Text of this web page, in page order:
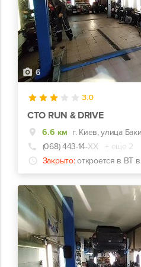
6
3.0
СТО RUN & DRIVE
6.6 км
(068) 443-14-ХХ
+ еще 2
Закрыто: откроется в ВТ